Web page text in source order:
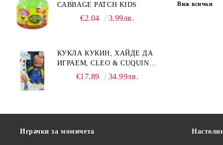
CABBAGE PATCH KIDS
€2.04 3.99лв.
КУКЛА КУКИН, ХАЙДЕ ДА
ИГРАЕМ, CLEO & CUQUIN,
25 СМ.€17.89 34.99лв.
Виж всички
Играчки за момичета